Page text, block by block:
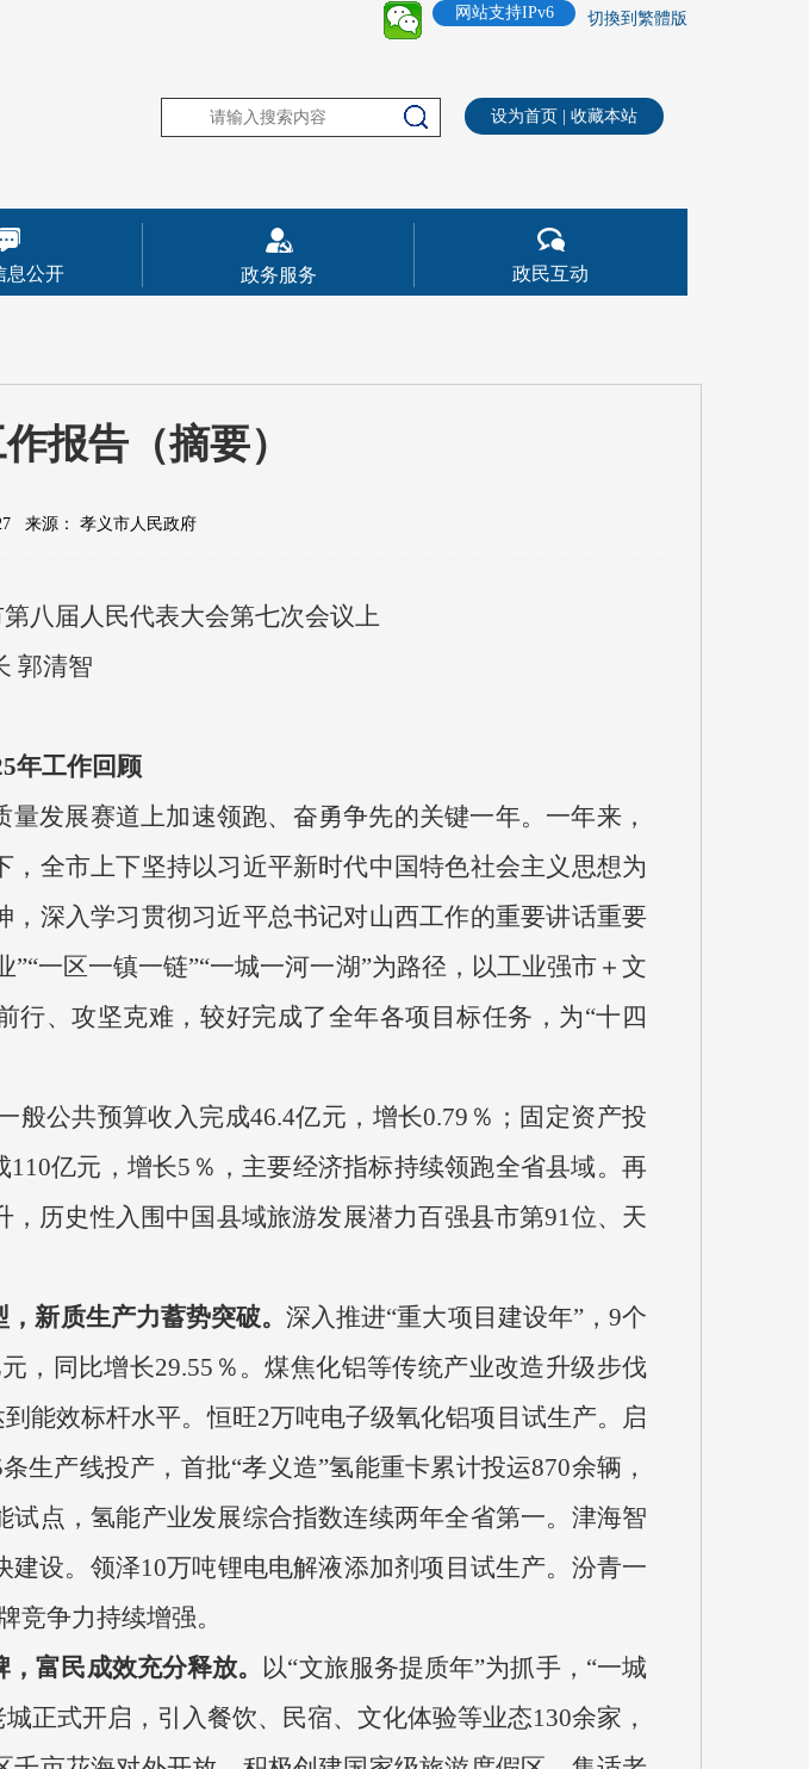
切換到繁體版
网站支持IPv6
设为首页 收藏本站
息公开 政务服务 政民互动
报告（摘要）
来源： 孝义市人民政府
八届人民代表大会第七次会议上
郭清智
年工作回顾
发展赛道上加速领跑、奋勇争先的关键一年。一年来，
全市上下坚持以习近平新时代中国特色社会主义思想为
深入学习贯彻习近平总书记对山西工作的重要讲话重要
一区一镇一链”“一城一河一湖”为路径，以工业强市＋文
行、攻坚克难，较好完成了全年各项目标任务，为“十四
公共预算收入完成46.4亿元，增长0.79％；固定资产投
亿元，增长5％，主要经济指标持续领跑全省县域。再
历史性入围中国县域旅游发展潜力百强县市第91位、天
新质生产力蓄势突破。深入推进“重大项目建设年”，9个
，同比增长29.55％。煤焦化铝等传统产业改造升级步伐
能效标杆水平。恒旺2万吨电子级氧化铝项目试生产。启
产线投产，首批“孝义造”氢能重卡累计投运870余辆，
点，氢能产业发展综合指数连续两年全省第一。津海智
设。领泽10万吨锂电电解液添加剂项目试生产。汾青一
竞争力持续增强。
富民成效充分释放。
以“文旅服务提质年”为抓手，“一城
正式开启，引入餐饮、民宿、文化体验等业态130余家，